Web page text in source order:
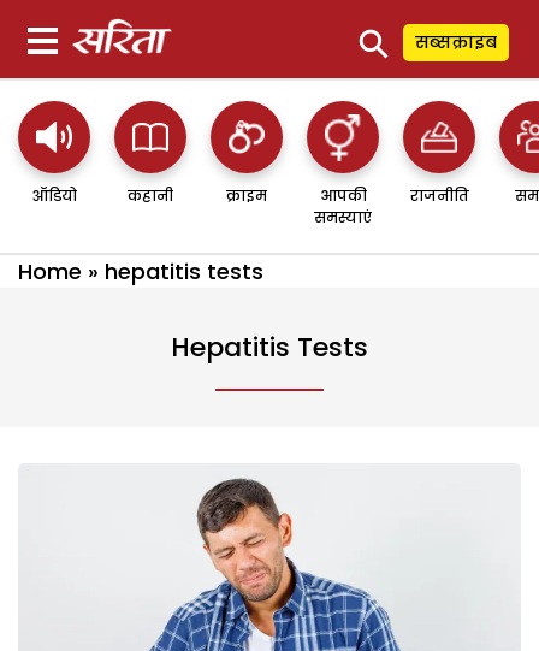
⚲ सब्सक्राइब
ऑडियो कहानी क्राइम
आपकी
समस्याएं
राजनीति
Home » hepatitis tests
Hepatitis Tests